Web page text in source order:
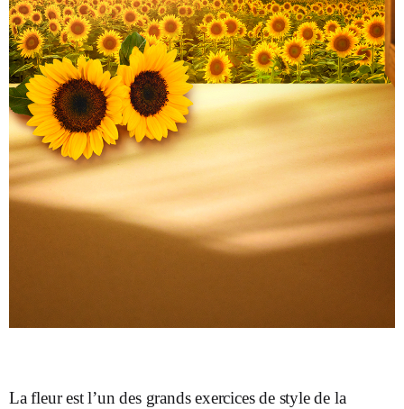
La fleur est l’un des grands exercices de style de la